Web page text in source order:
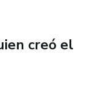
creó el